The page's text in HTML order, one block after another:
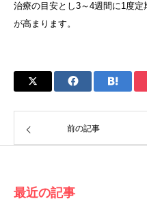
治療の目安とし3～4週間に1度
が高まります。
前の記事
最近の記事